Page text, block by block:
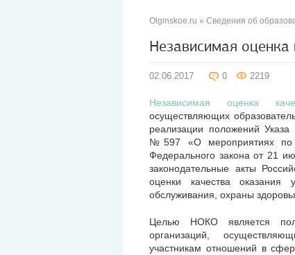
Olginskoe.ru » Сведения об
Независимая оценка
02.06.2017 0 2219
Независимая оценка
осуществляющих
реализации положений
№597 «О мероприятиях по
Федерального закона от 21
законодательные акты
оценки качества оказания
обслуживания, охраны
Целью НОКО является
организаций,
участникам отношений в